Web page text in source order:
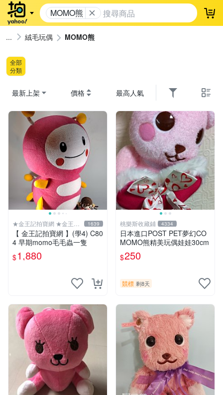
MOMO熊 登
絨毛玩偶 MOMO熊
全部
分類
最新上架 價格 最高人氣
★金王記拍寶網 ★金王記
拍寶趣
1639
【 金王記拍寶網 】(學4) C80
4 早期momo毛毛蟲一隻
$1,880
桃樂斯收藏鋪 4334
日本進口POST PET夢幻CO
MOMO熊精美玩偶娃娃30cm
$250
競標 剩8天